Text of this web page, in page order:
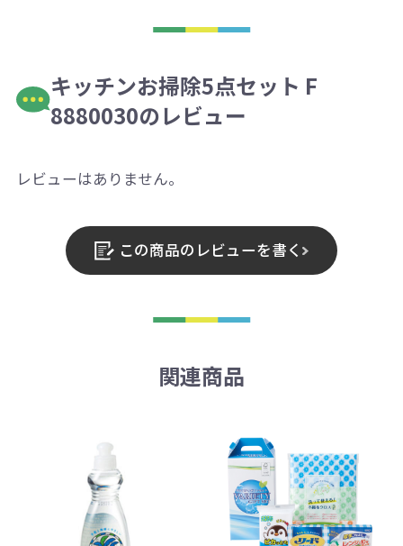
キッチンお掃除5点セット F
8880030のレビュー
レビューはありません。
この商品のレビューを書く
関連商品